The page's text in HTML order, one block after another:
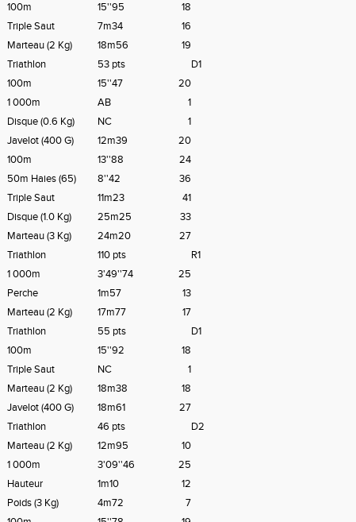
100m 15''95
18
Triple Saut 7m34
16
Marteau (2 Kg) 18m56
19
Triathlon 53 pts
D1
100m 15''47
20
1 000m AB
1
Disque (0.6 Kg) NC
1
Javelot (400 G) 12m39
20
100m 13''88
24
50m Haies (65) 8''42
36
Triple Saut 11m23
41
Disque (1.0 Kg) 25m25
33
Marteau (3 Kg) 24m20
27
Triathlon 110 pts
R1
1 000m 3'49''74
25
Perche 1m57
13
Marteau (2 Kg) 17m77
17
Triathlon 55 pts
D1
100m 15''92
18
Triple Saut NC
1
Marteau (2 Kg) 18m38
18
Javelot (400 G) 18m61
27
Triathlon 46 pts
D2
Marteau (2 Kg) 12m95
10
1 000m 3'09''46
25
Hauteur 1m10
12
Poids (3 Kg) 4m72
7